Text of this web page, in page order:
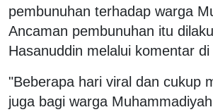
pembunuhan terhadap warga
Ancaman pembunuhan itu
Hasanuddin melalui komentar
"Beberapa hari viral dan cukup
juga bagi warga Muhammadiyah